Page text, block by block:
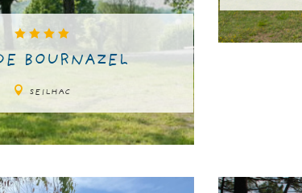
BOURNAZEL
SEILHAC